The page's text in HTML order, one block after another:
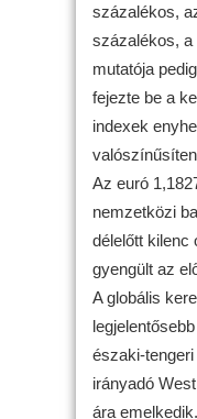
százalékos,
százalékos, a
mutatója
fejezte be a
indexek
Az euró
nemzetközi
délelőtt kilenc
gyengült az
A globális
északi-
irányadó
ára emelkedik.